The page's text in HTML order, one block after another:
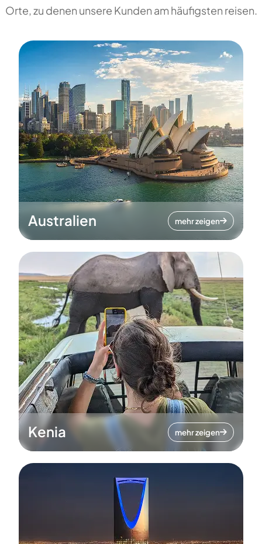
Orte, zu denen unsere Kunden am häufigsten reisen.
Australien mehr zeigen
Kenia mehr zeigen